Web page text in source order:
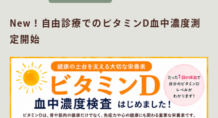
New！自由診療でのビタミンD血中濃度測
定開始